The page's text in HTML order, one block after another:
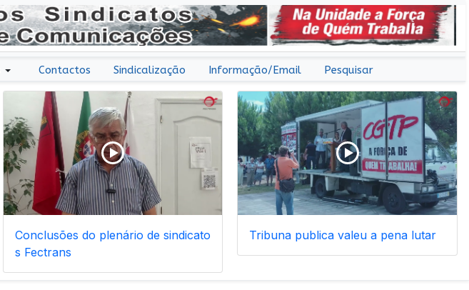
Contactos Sindicalização Informação/Email Pesquisar
Conclusões do plenário de sindicato
s Fectrans
Tribuna publica valeu a pena lutar